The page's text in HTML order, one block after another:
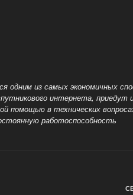
одним из самых экономичных
интернета,
помощью в технических
работоспособность